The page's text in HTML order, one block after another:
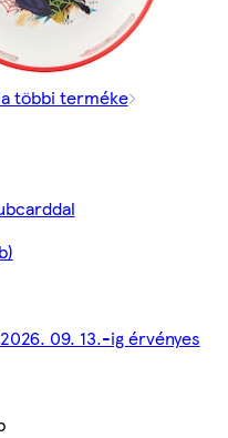
többi terméke
09. 13.-ig érvényes